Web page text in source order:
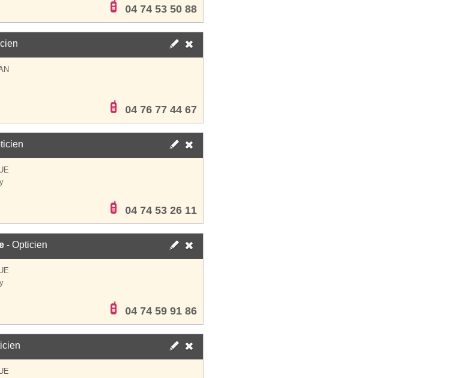
04 74 53 50 88
04 76 77 44 67
04 74 53 26 11
- Opticien
04 74 59 91 86